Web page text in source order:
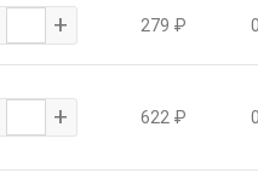
+ 279 ₽
+ 622 ₽